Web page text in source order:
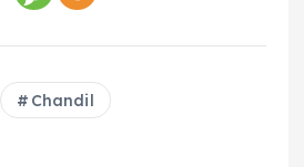
Chandil